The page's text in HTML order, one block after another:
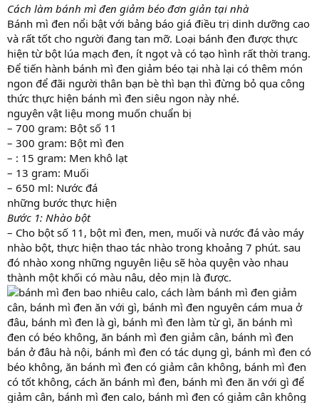
Cách làm bánh mì đen giảm béo đơn giản tại nhà
Bánh mì đen nổi bật với bảng báo giá điều trị dinh dưỡng cao
và rất tốt cho người đang tan mỡ. Loại bánh đen được thực
hiện từ bột lúa mạch đen, ít ngọt và có tạo hình rất thời trang.
Để tiến hành bánh mì đen giảm béo tại nhà lại có thêm món
ngon để đãi người thân bạn bè thì bạn thì đừng bỏ qua công
thức thực hiện bánh mì đen siêu ngon này nhé.
nguyên vật liệu mong muốn chuẩn bị
– 700 gram: Bột số 11
– 300 gram: Bột mì đen
– : 15 gram: Men khô lạt
– 13 gram: Muối
– 650 ml: Nước đá
những bước thực hiện
Bước 1: Nhào bột
– Cho bột số 11, bột mì đen, men, muối và nước đá vào máy
nhào bột, thực hiện thao tác nhào trong khoảng 7 phút. sau
đó nhào xong những nguyên liệu sẽ hòa quyện vào nhau
thành một khối có màu nâu, dẻo mịn là được.